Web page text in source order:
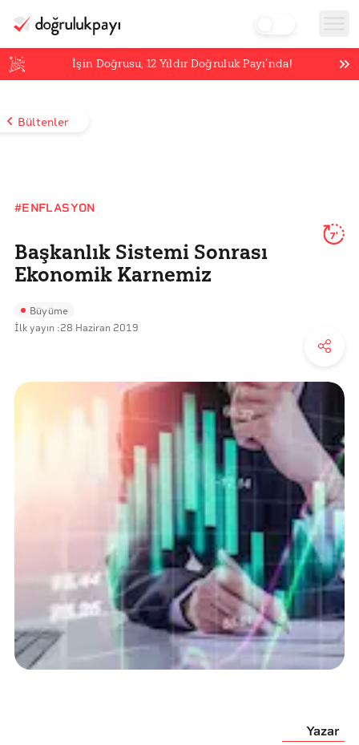
İşin Doğrusu,12 Yıldır Doğruluk Payı’nda!
Bültenler
#ENFLASYON
Başkanlık Sistemi Sonrası
Ekonomik Karnemiz
7'
Büyüme
İlk yayın :28 Haziran 2019
Yazar